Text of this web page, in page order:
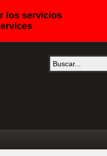
los servicios